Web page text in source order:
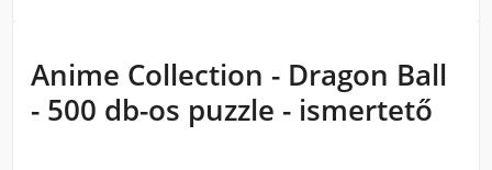
Anime Collection - Dragon Ball
- 500 db-os puzzle - ismertető